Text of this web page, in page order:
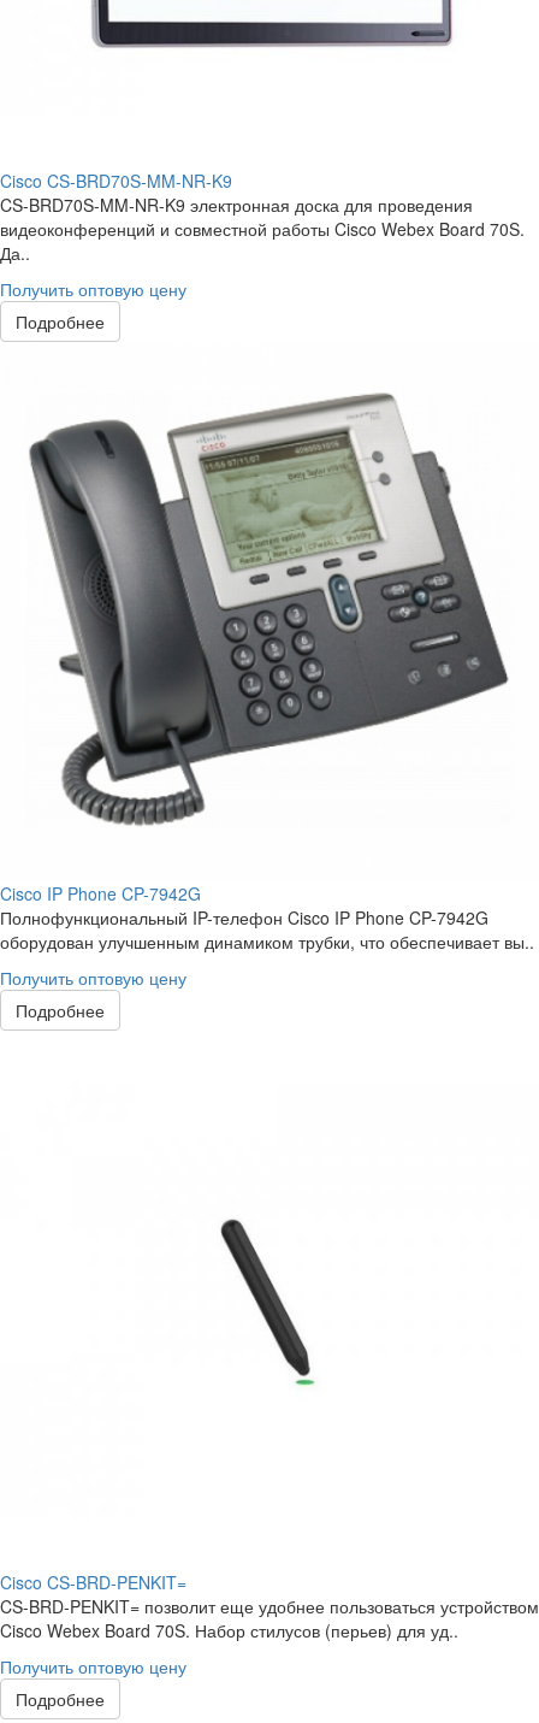
Cisco CS-BRD70S-MM-NR-K9
CS-BRD70S-MM-NR-K9 электронная доска для проведения
видеоконференций и совместной работы Cisco Webex Board 70S.
Да..
Получить оптовую цену
Подробнее
Cisco IP Phone CP-7942G
Полнофункциональный IP-телефон Cisco IP Phone CP-7942G
оборудован улучшенным динамиком трубки, что обеспечивает вы..
Получить оптовую цену
Подробнее
Cisco CS-BRD-PENKIT=
CS-BRD-PENKIT= позволит еще удобнее пользоваться устройством
Cisco Webex Board 70S. Набор стилусов (перьев) для уд..
Получить оптовую цену
Подробнее